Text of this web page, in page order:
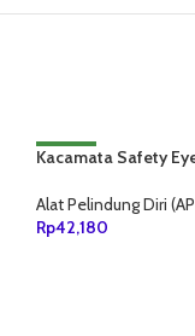
NEW
Kacamata Safety
Alat Pelindung Diri
Rp42,180